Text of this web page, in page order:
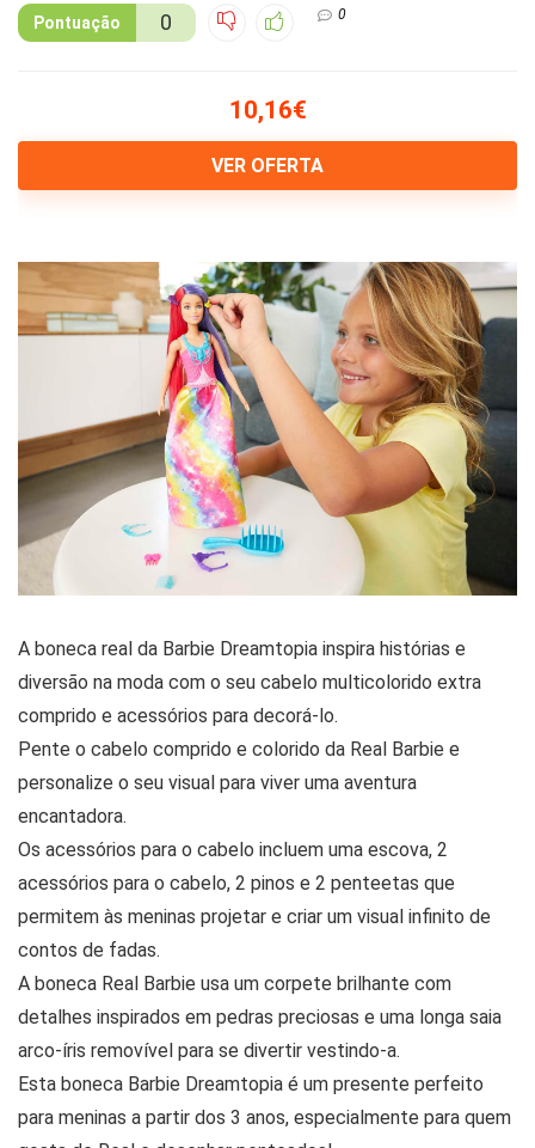
Pontuação 0 0
10,16€
VER OFERTA
A boneca real da Barbie Dreamtopia inspira histórias e
diversão na moda com o seu cabelo multicolorido extra
comprido e acessórios para decorá-lo.
Pente o cabelo comprido e colorido da Real Barbie e
personalize o seu visual para viver uma aventura
encantadora.
Os acessórios para o cabelo incluem uma escova, 2
acessórios para o cabelo, 2 pinos e 2 penteetas que
permitem às meninas projetar e criar um visual infinito de
contos de fadas.
A boneca Real Barbie usa um corpete brilhante com
detalhes inspirados em pedras preciosas e uma longa saia
arco-íris removível para se divertir vestindo-a.
Esta boneca Barbie Dreamtopia é um presente perfeito
para meninas a partir dos 3 anos, especialmente para quem